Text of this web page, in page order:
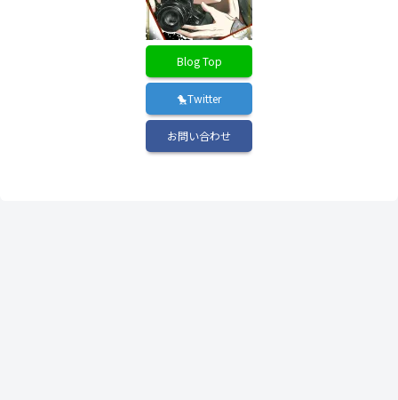
Blog Top
🐤Twitter
お問い合わせ